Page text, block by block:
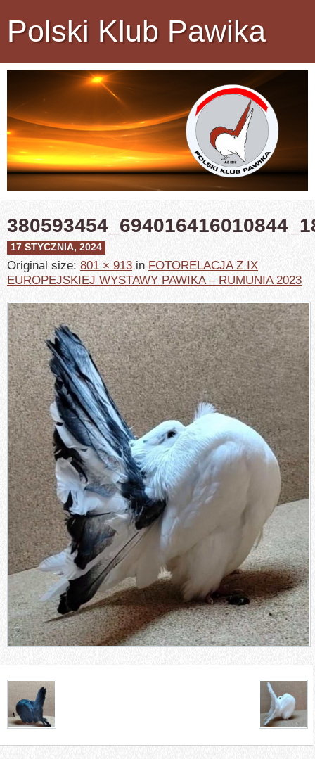
Polski Klub Pawika
17 STYCZNIA, 2024
Original size: 801 × 913 in FOTORELACJA Z IX
EUROPEJSKIEJ WYSTAWY PAWIKA – RUMUNIA 2023